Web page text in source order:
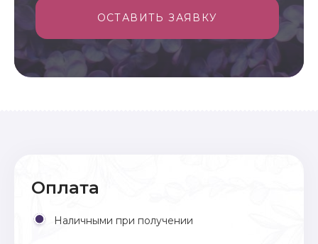
ОСТАВИТЬ ЗАЯВКУ
Оплата
Наличными при получении